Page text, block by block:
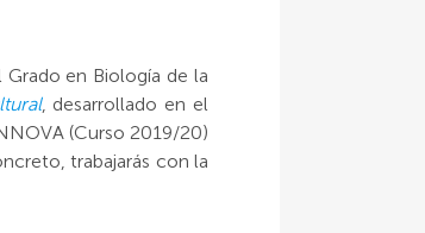
Grado en Biología de la
, desarrollado en el
(Curso 2019/20)
trabajarás con la